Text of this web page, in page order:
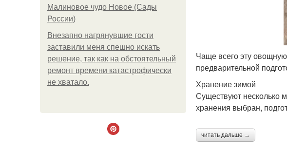
Малиновое чудо Новое (Сады
России)
Внезапно нагрянувшие гости
заставили меня спешно искать
решение, так как на обстоятельный
ремонт времени катастрофически
не хватало.
Чаще всего эту овощную
предварительной
Хранение зимой
Существуют несколько
хранения выбран,
читать дальше →